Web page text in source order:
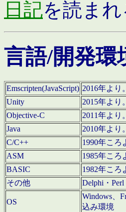
日記を読ま
言語/開発環
Emscripten(JavaScript) 2016年より。
Unity
2015年より
Objective-C
2011年より
Java
2010年より
C/C++
1990年ころ
ASM
1985年ころ
BASIC
1982年ころ
その他
Delphi・
OS
Windows、
込み環境